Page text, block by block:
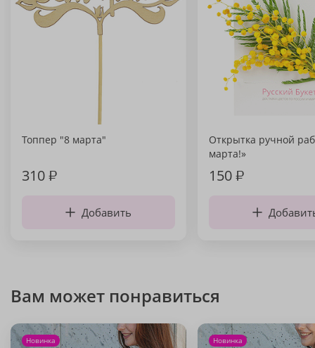
Топпер "8 марта"
310₽
Добавить
Открытка ручной
марта!»
150₽
Вам может понравиться
Новинка Новинка